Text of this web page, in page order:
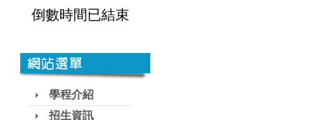
倒數時間已結束
學程介紹
招生資訊